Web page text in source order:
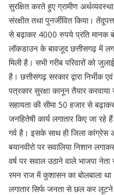
सुरक्षित करते हुए ग्रामीण
संरक्षीत तथा पुनर्जीवित किया।
से बढ़ाकर 4000 रुपये प्रति मानक
लॉकडाउन के बावजूद छत्तीसगढ़ में
मिली है। सभी गरीब परिवारों को
है। छत्तीसगढ़ सरकार द्वारा निर्भीक
पत्रकार सुरक्षा कानून तैयार
सहायता की सीमा 50 हजार से
जनहितेषी कार्य लगातार किए जा
गर्व है। इसके साथ ही जिला कांग्रेस
बयानवीरो पर सवालिया निशान
वर्ष पर सवाल उठाने वाले भाजपा
रमन राज में कुशासन का बोलबाला
लगातार सिर्फ जनता से छल कर लूटने